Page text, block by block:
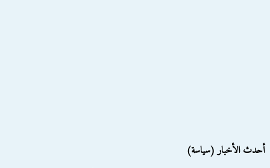
أحدث الأخبار (سياسة)